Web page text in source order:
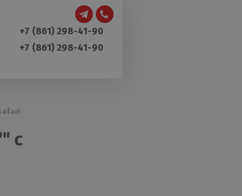
+7 (861) 298-41-90
+7 (861) 298-41-90
с